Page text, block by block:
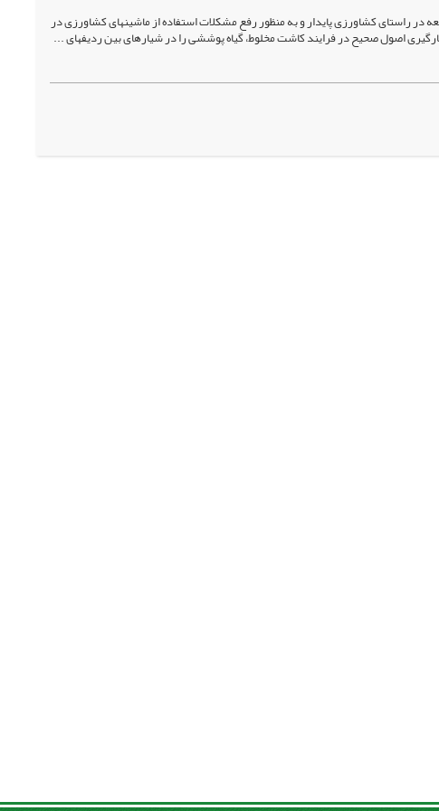
راستای کشاورزی پایدار و به منظور رفع مشکلات استفاده از ماشین­های کشاورزی در
اصول صحیح در فرایند کاشت مخلوط، گیاه پوششی را در شیارهای بین ردیف­های ...